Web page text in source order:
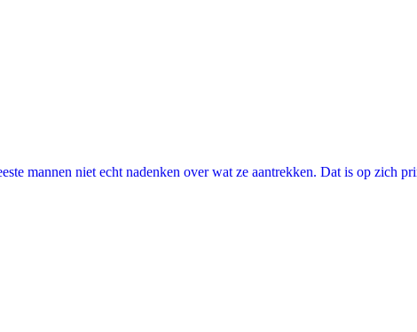
mannen niet echt nadenken over wat ze aantrekken. Dat is op zich